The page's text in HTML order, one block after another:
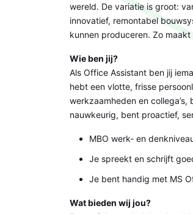
wereld. De variatie is groot:
innovatief, remontabel
kunnen produceren. Zo
Wie ben jij?
Als Office Assistant ben jij
hebt een vlotte, frisse
werkzaamheden en
nauwkeurig, bent proactief,
MBO werk- en
Je spreekt en schrijft
Je bent handig met MS
Wat bieden wij jou?